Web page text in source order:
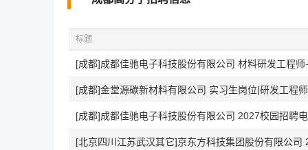
标题
[成都]成都佳驰电子科技股份有限公司 材料研发工程
[成都]金堂源碳新材料有限公司 实习生岗位|研发工程师
[北京四川江苏武汉其它]京东方科技集团股份有限公司